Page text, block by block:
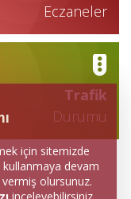
Eczaneler
Trafik
Durumu
için sitemizde
devam
olursunuz.